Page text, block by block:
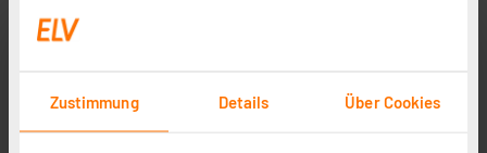
Zustimmung Details Über Cookies